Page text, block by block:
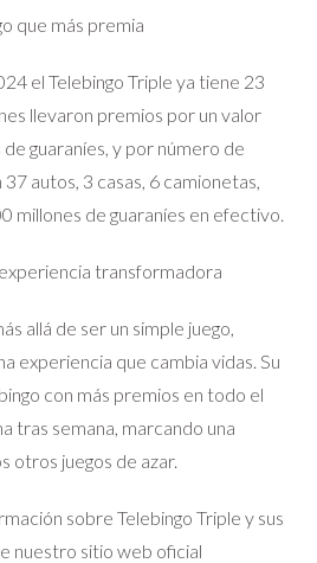
que más premia
el Telebingo Triple ya tiene 23
llevaron premios por un valor
guaraníes, y por número de
autos, 3 casas, 6 camionetas,
millones de guaraníes en efectivo.
transformadora
allá de ser un simple juego,
experiencia que cambia vidas. Su
con más premios en todo el
tras semana, marcando una
otros juegos de azar.
sobre Telebingo Triple y sus
nuestro sitio web oficial